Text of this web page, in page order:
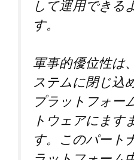
して運用できる
す。
軍事的優位性は
ステムに閉じ込
プラットフォー
トウェアにます
す。このパート